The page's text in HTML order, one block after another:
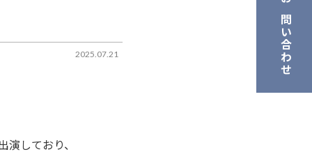
2025.07.21
しており、
お問い合わせ